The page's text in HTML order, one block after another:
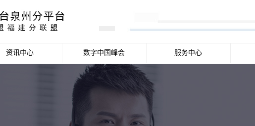
资讯中心 数字中国峰会 服务中心